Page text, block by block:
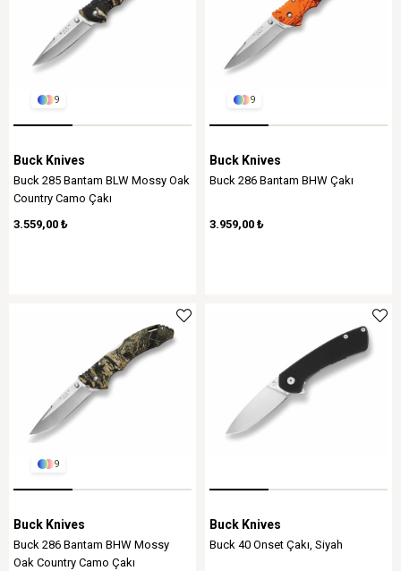
9
Buck Knives
Buck 285 Bantam BLW Mossy Oak
Country Camo Çakı
3.559,00 ₺
9
Buck Knives
Buck 286 Bantam BHW Çakı
3.959,00 ₺
9
Buck Knives
Buck 286 Bantam BHW Mossy
Oak Country Camo Çakı
Buck Knives
Buck 40 Onset Çakı, Siyah